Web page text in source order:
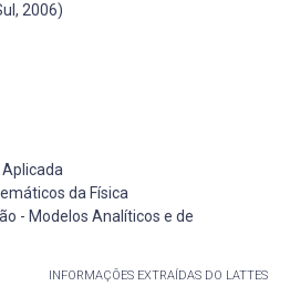
2006)
da Física
- Modelos Analíticos e de
INFORMAÇÕES EXTRAÍDAS DO LATTES